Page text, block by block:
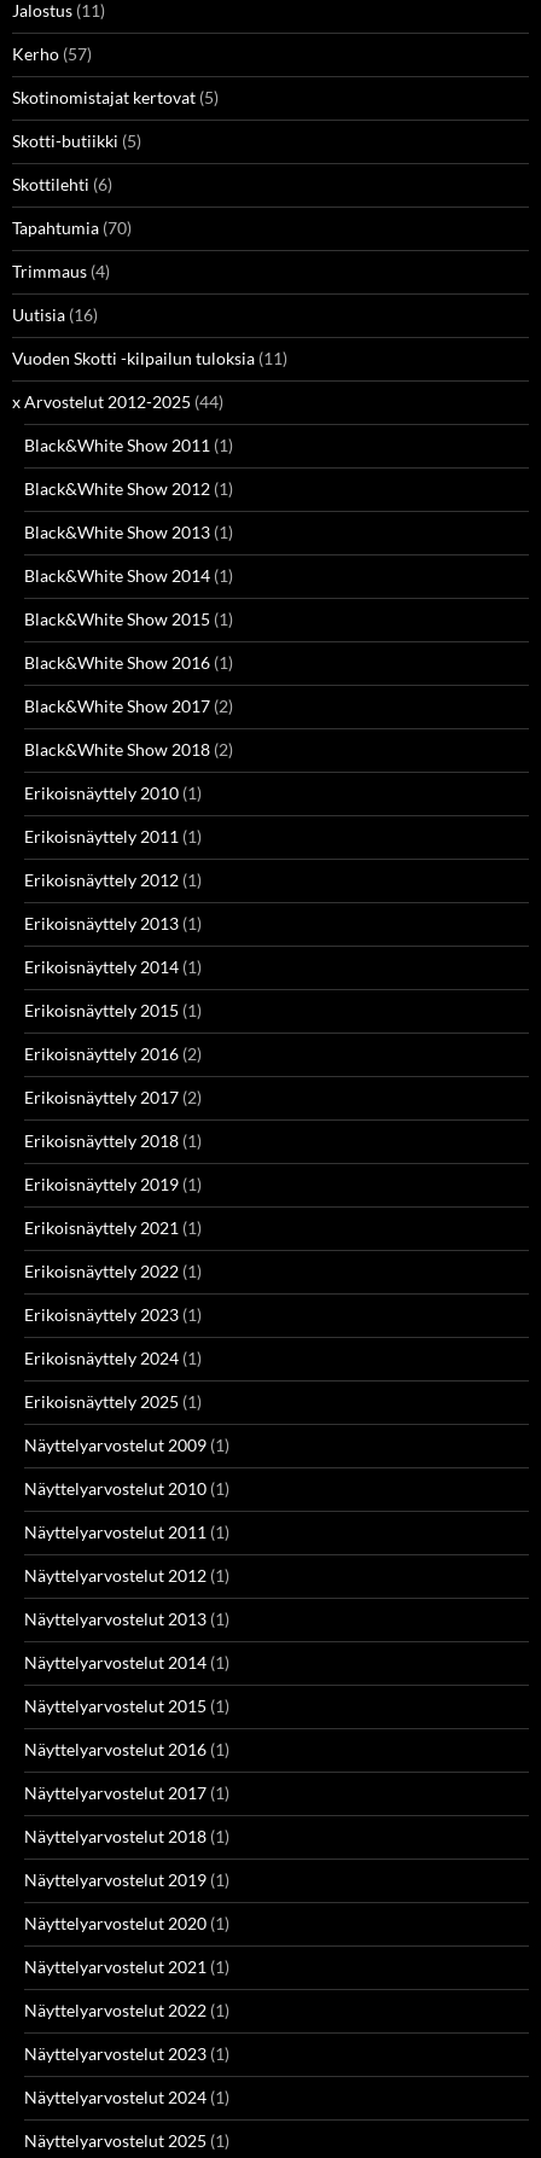
Jalostus (11)
Kerho (57)
Skotinomistajat kertovat (5)
Skotti-butiikki (5)
Skottilehti (6)
Tapahtumia (70)
Trimmaus (4)
Uutisia (16)
Vuoden Skotti -kilpailun tuloksia (11)
x Arvostelut 2012-2025 (44)
Black&White Show 2011 (1)
Black&White Show 2012 (1)
Black&White Show 2013 (1)
Black&White Show 2014 (1)
Black&White Show 2015 (1)
Black&White Show 2016 (1)
Black&White Show 2017 (2)
Black&White Show 2018 (2)
Erikoisnäyttely 2010 (1)
Erikoisnäyttely 2011 (1)
Erikoisnäyttely 2012 (1)
Erikoisnäyttely 2013 (1)
Erikoisnäyttely 2014 (1)
Erikoisnäyttely 2015 (1)
Erikoisnäyttely 2016 (2)
Erikoisnäyttely 2017 (2)
Erikoisnäyttely 2018 (1)
Erikoisnäyttely 2019 (1)
Erikoisnäyttely 2021 (1)
Erikoisnäyttely 2022 (1)
Erikoisnäyttely 2023 (1)
Erikoisnäyttely 2024 (1)
Erikoisnäyttely 2025 (1)
Näyttelyarvostelut 2009 (1)
Näyttelyarvostelut 2010 (1)
Näyttelyarvostelut 2011 (1)
Näyttelyarvostelut 2012 (1)
Näyttelyarvostelut 2013 (1)
Näyttelyarvostelut 2014 (1)
Näyttelyarvostelut 2015 (1)
Näyttelyarvostelut 2016 (1)
Näyttelyarvostelut 2017 (1)
Näyttelyarvostelut 2018 (1)
Näyttelyarvostelut 2019 (1)
Näyttelyarvostelut 2020 (1)
Näyttelyarvostelut 2021 (1)
Näyttelyarvostelut 2022 (1)
Näyttelyarvostelut 2023 (1)
Näyttelyarvostelut 2024 (1)
Näyttelyarvostelut 2025 (1)